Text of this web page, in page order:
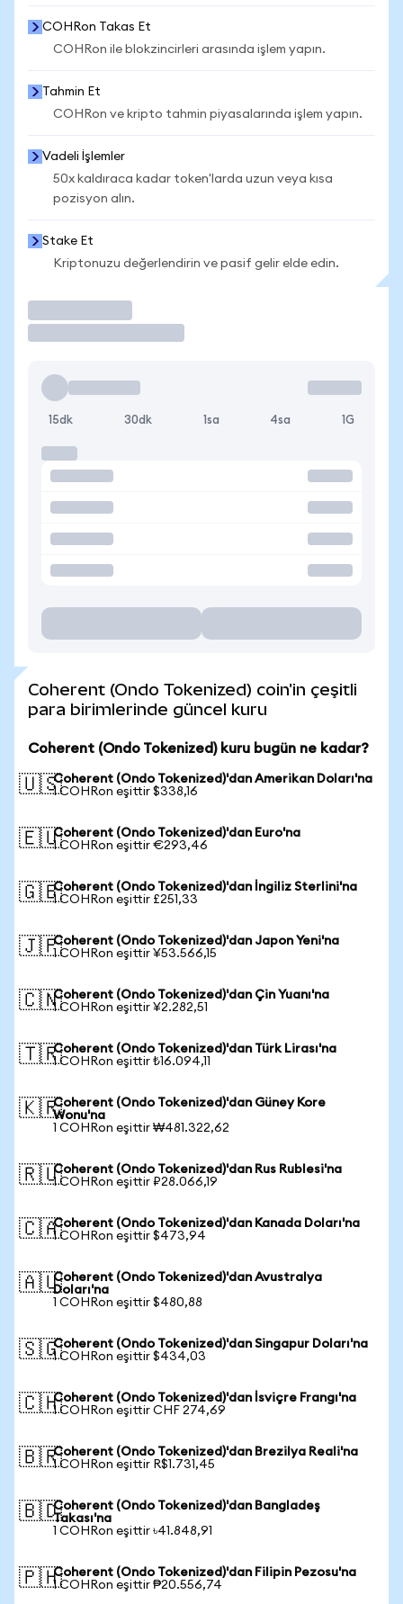
COHRon Takas Et
COHRon ile blokzincirleri arasında işlem yapın.
Tahmin Et
COHRon ve kripto tahmin piyasalarında işlem yapın.
Vadeli İşlemler
50x kaldıraca kadar token'larda uzun veya kısa
pozisyon alın.
Stake Et
Kriptonuzu değerlendirin ve pasif gelir elde edin.
15dk 30dk 1sa 4sa 1G
Coherent (Ondo Tokenized) coin'in çeşitli
para birimlerinde güncel kuru
Coherent (Ondo Tokenized) kuru bugün ne kadar?
🇺🇸Coherent (Ondo Tokenized)'dan Amerikan Doları'na
1 COHRon eşittir $338,16
🇪🇺Coherent (Ondo Tokenized)'dan Euro'na
1 COHRon eşittir €293,46
🇬🇧Coherent (Ondo Tokenized)'dan İngiliz Sterlini'na
1 COHRon eşittir £251,33
🇯🇵Coherent (Ondo Tokenized)'dan Japon Yeni'na
1 COHRon eşittir ¥53.566,15
🇨🇳Coherent (Ondo Tokenized)'dan Çin Yuanı'na
1 COHRon eşittir ¥2.282,51
🇹🇷Coherent (Ondo Tokenized)'dan Türk Lirası'na
1 COHRon eşittir ₺16.094,11
🇰🇷Coherent (Ondo Tokenized)'dan Güney Kore
Wonu'na
1 COHRon eşittir ₩481.322,62
🇷🇺Coherent (Ondo Tokenized)'dan Rus Rublesi'na
1 COHRon eşittir ₽28.066,19
🇨🇦Coherent (Ondo Tokenized)'dan Kanada Doları'na
1 COHRon eşittir $473,94
🇦🇺Coherent (Ondo Tokenized)'dan Avustralya
Doları'na
1 COHRon eşittir $480,88
🇸🇬Coherent (Ondo Tokenized)'dan Singapur Doları'na
1 COHRon eşittir $434,03
🇨🇭Coherent (Ondo Tokenized)'dan İsviçre Frangı'na
1 COHRon eşittir CHF 274,69
🇧🇷Coherent (Ondo Tokenized)'dan Brezilya Reali'na
1 COHRon eşittir R$1.731,45
🇧🇩Coherent (Ondo Tokenized)'dan Bangladeş
Takası'na
1 COHRon eşittir ৳41.848,91
🇵🇭Coherent (Ondo Tokenized)'dan Filipin Pezosu'na
1 COHRon eşittir ₱20.556,74